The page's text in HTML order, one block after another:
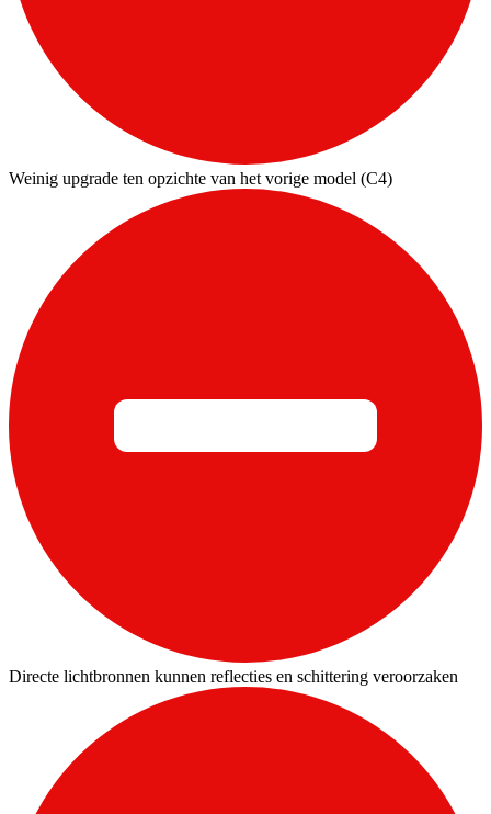
Weinig upgrade ten opzichte van het vorige model (C4)
Directe lichtbronnen kunnen reflecties en schittering veroorzaken